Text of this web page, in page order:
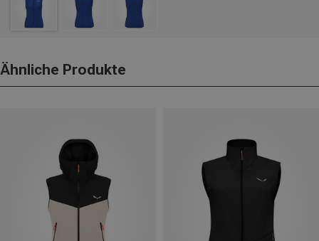
Ähnliche Produkte